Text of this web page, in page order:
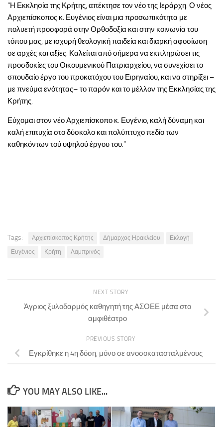
“Η Εκκλησία της Κρήτης, απέκτησε τον νέο της Ιεράρχη. Ο νέος
Αρχιεπίσκοπος κ. Ευγένιος είναι μια προσωπικότητα με
πολυετή προσφορά στην Ορθοδοξία και στην κοινωνία του
τόπου μας, με ισχυρή θεολογική παιδεία και διαρκή αφοσίωση
σε αρχές και αξίες. Καλείται από σήμερα να εκπληρώσει τις
προσδοκίες του Οικουμενικού Πατριαρχείου, να συνεχίσει το
σπουδαίο έργο του προκατόχου του Ειρηναίου, και να στηρίξει –
με πνεύμα ενότητας– το παρόν και το μέλλον της Εκκλησίας της
Κρήτης.
Εύχομαι στον νέο Αρχιεπίσκοπο κ. Ευγένιο, καλή δύναμη και
καλή επιτυχία στο δύσκολο και πολύπτυχο πεδίο των
καθηκόντων τού υψηλού έργου του.”
Tags: Αρχιεπίσκοπος Κρήτης Δήμαρχος Ηρακλείου
Εκλογή
Ευγένιος
Κρήτη Λαμπρινός
NEXT STORY
Άγριος ξυλοδαρμός καθηγητή της ΑΣΟΕΕ μέσα στο
αμφιθέατρο
PREVIOUS STORY
Εγκρίθηκε η 4η δόση, μόνο σε ανοσοκατασταλμένους
YOU MAY ALSO LIKE...